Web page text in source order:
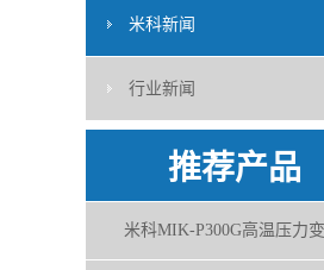
米科新闻
行业新闻
推荐产品
米科MIK-P300G高温压力